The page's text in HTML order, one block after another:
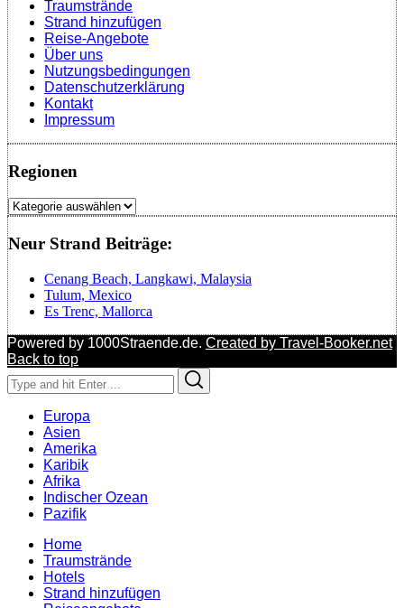
Traumstrände
Strand hinzufügen
Reise-Angebote
Über uns
Nutzungsbedingungen
Datenschutzerklärung
Kontakt
Impressum
Regionen
Regionen
Neur Strand Beiträge:
Cenang Beach, Langkawi, Malaysia
Tulum, Mexico
Es Trenc, Mallorca
Powered by 1000Straende.de. Created by Travel-Booker.net
Back to top
Search
for:
Europa
Asien
Amerika
Karibik
Afrika
Indischer Ozean
Pazifik
Home
Traumstrände
Hotels
Strand hinzufügen